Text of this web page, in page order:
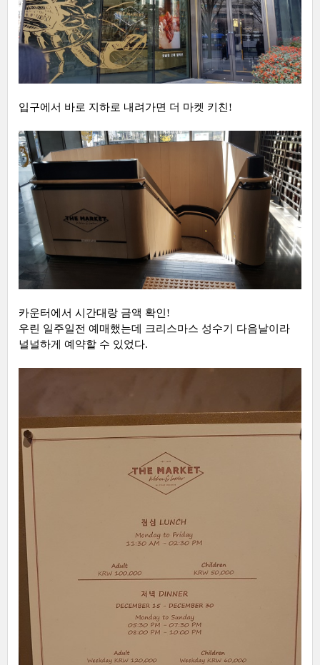
입구에서 바로 지하로 내려가면 더 마켓 키친!
카운터에서 시간대랑 금액 확인!
우린 일주일전 예매했는데 크리스마스 성수기 다음날이라
널널하게 예약할 수 있었다.